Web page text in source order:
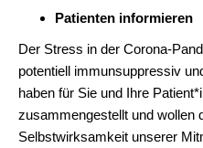
Patienten informieren
Der Stress in der Corona-
potentiell immunsuppressiv
haben für Sie und Ihre
zusammengestellt und wollen
Selbstwirksamkeit unserer